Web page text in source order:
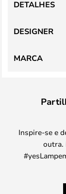
DETALHES
DESIGNER
MARCA
Inspire-se e
outra.